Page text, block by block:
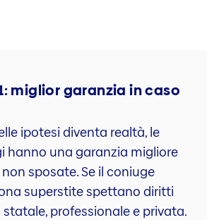
miglior garanzia in caso
ipotesi diventa realtà, le
hanno una garanzia migliore
sposate. Se il coniuge
superstite spettano diritti
professionale e privata.